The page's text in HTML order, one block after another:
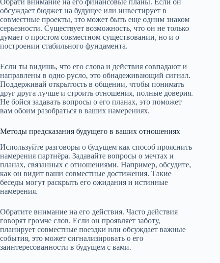
обсуждает бюджет на будущее или инвестирует в
совместные проекты, это может быть еще одним знаком
серьезности. Существует возможность, что он не только
думает о простом совместном существовании, но и о
построении стабильного фундамента.
Если ты видишь, что его слова и действия совпадают и
направлены в одно русло, это обнадеживающий сигнал.
Поддерживай открытость в общении, чтобы понимать
друг друга лучше и строить отношения, полные доверия.
Не бойся задавать вопросы о его планах, это поможет
вам обоим разобраться в ваших намерениях.
Методы предсказания будущего в ваших отношениях
Используйте разговоры о будущем как способ прояснить
намерения партнёра. Задавайте вопросы о мечтах и
планах, связанных с отношениями. Например, обсудите,
как он видит ваши совместные достижения. Такие
беседы могут раскрыть его ожидания и истинные
намерения.
Обратите внимание на его действия. Часто действия
говорят громче слов. Если он проявляет заботу,
планирует совместные поездки или обсуждает важные
события, это может сигнализировать о его
заинтересованности в будущем с вами.